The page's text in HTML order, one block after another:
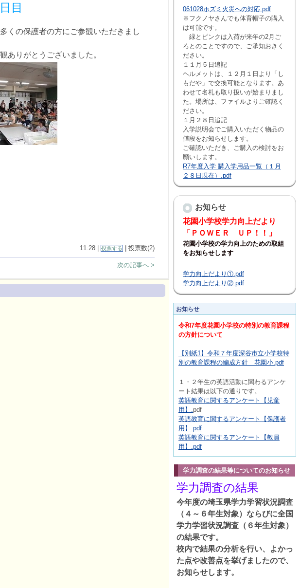
目
くの保護者の方にご参観いただきまし
ありがとうございました。
11:28 | 投票する | 投票数(2)
次の記事へ >
061028ホズミ火災への対応.pdf
※フクノヤさんでも体育帽子の購入
は可能です。
緑とピンクは入荷が来年の2月ご
ろとのことですので、ご承知おきく
ださい。
１１月５日追記
ヘルメットは、１２月１日より「し
もだや」で交換可能となります。あ
わせて名札も取り扱いが始まりまし
た。場所は、ファイルよりご確認く
ださい。
１月２８日追記
入学説明会でご購入いただく物品の
値段をお知らせします。
ご確認いただき、ご購入の検討をお
願いします。
R7年度入学 購入学用品一覧（１月
２８日現在）.pdf
お知らせ
花園小学校学力向上だより
「ＰＯＷＥＲ ＵＰ！！」
花園小学校の学力向上のための取組
をお知らせします
学力向上だより①.pdf
学力向上だより②.pdf
お知らせ
令和7年度花園小学校の特別の教育課程
の方針について
【別紙1】令和７年度深谷市立小学校特
別の教育課程の編成方針 花園小.pdf
１・２年生の英語活動に関わるアンケ
ート結果は以下の通りです。
英語教育に関するアンケート【児童
用】.pdf
英語教育に関するアンケート【保護者
用】.pdf
英語教育に関するアンケート【教員
用】.pdf
学力調査の結果等についてのお知らせ
学力調査の結果
今年度の埼玉県学力学習状況調査
（４～６年生対象）ならびに全国
学力学習状況調査（６年生対象）
の結果です。
校内で結果の分析を行い、よかっ
た点や改善点を挙げましたので、
お知らせします。